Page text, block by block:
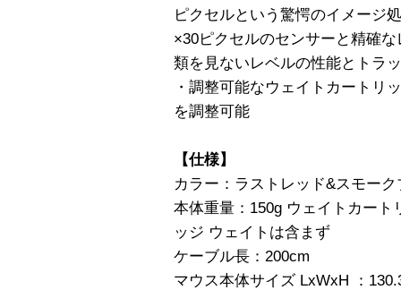
ピクセルという驚愕のイメージ
×30ピクセルのセンサーと精確
類を見ないレベルの性能とトラ
・調整可能なウェイトカートリ
を調整可能
【仕様】
カラー：ラストレッド&スモー
本体重量：150g ウェイトカー
ッジ ウェイトは含まず
ケーブル長：200cm
マウス本体サイズ LxWxH ：